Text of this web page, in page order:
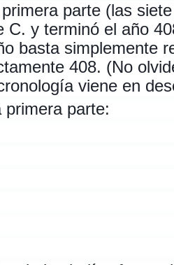
parte (las
C. y terminó el año
basta simplemente
408. (No
viene en
primera parte: